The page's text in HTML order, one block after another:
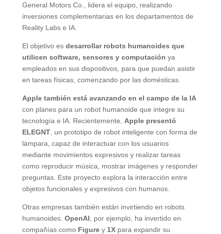
General Motors Co., lidera el equipo, realizando
inversiones complementarias en los departamentos de
Reality Labs e IA.
El objetivo es desarrollar robots humanoides que
utilicen software, sensores y computación ya
empleados en sus dispositivos, para que puedan asistir
en tareas físicas, comenzando por las domésticas.
Apple también está avanzando en el campo de la IA
con planes para un robot humanoide que integre su
tecnología e IA. Recientemente, Apple presentó
ELEGNT, un prototipo de robot inteligente con forma de
lámpara, capaz de interactuar con los usuarios
mediante movimientos expresivos y realizar tareas
como reproducir música, mostrar imágenes y responder
preguntas. Este proyecto explora la interacción entre
objetos funcionales y expresivos con humanos.
Otras empresas también están invirtiendo en robots
humanoides. OpenAI , por ejemplo, ha invertido en
compañías como Figurey 1Xpara expandir su